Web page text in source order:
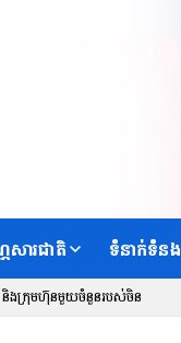
សារជាតិ ទំនាក់ទំនង
និងក្រុមហ៊ុនមួយចំនួនរបស់ចិន